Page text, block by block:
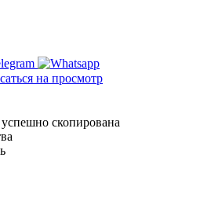
на просмотр
скопирована